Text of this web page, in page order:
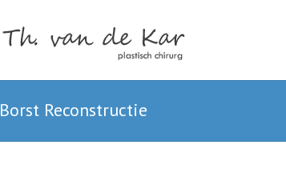
Borst Reconstructie